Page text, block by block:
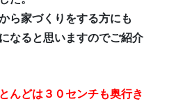
ら家づくりをする方にも
なると思いますのでご紹介
んどは３０センチも奥行き